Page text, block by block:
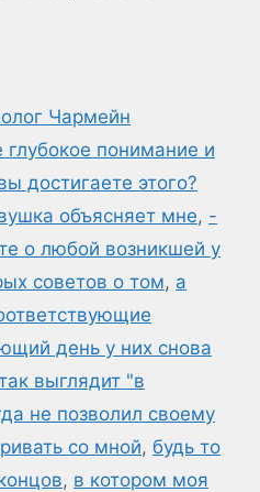
Чармейн
глубокое понимание и
достигаете этого?
объясняет мне, -
о любой возникшей у
советов о том, а
день у них снова
выглядит "в
не позволил своему
со мной, будь то
, в котором моя